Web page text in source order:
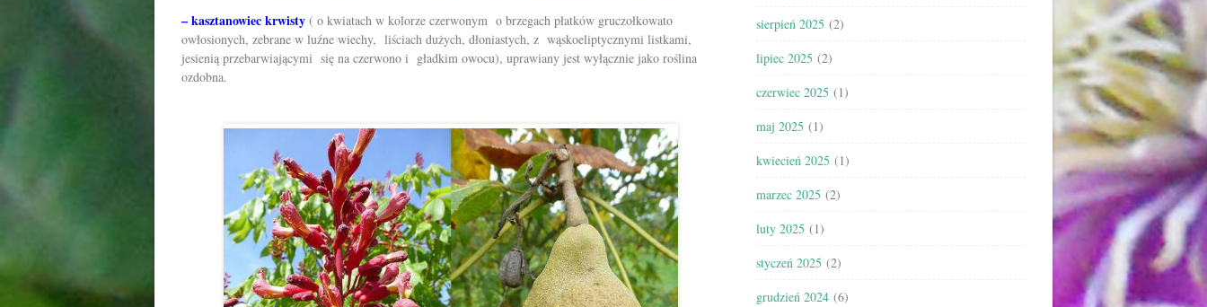
– kasztanowiec krwisty ( o kwiatach w kolorze czerwonym o brzegach płatków gruczołkowato
owłosionych, zebrane w luźne wiechy, liściach dużych, dłoniastych, z wąskoeliptycznymi listkami,
jesienią przebarwiającymi się na czerwono i gładkim owocu), uprawiany jest wyłącznie jako roślina
ozdobna.
sierpień 2025 (2)
lipiec 2025 (2)
czerwiec 2025 (1)
maj 2025 (1)
kwiecień 2025 (1)
marzec 2025 (2)
luty 2025 (1)
styczeń 2025 (2)
grudzień 2024 (6)